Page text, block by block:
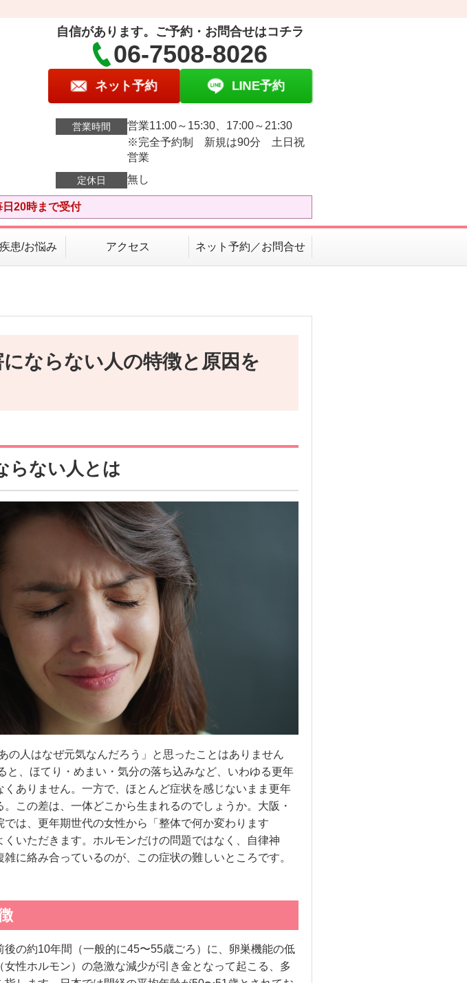
自信があります。ご予約・お問合せはコチラ
06-7508-8026
ネット予約 LINE予約
営業時間
営業11:00～15:30、17:00～21:30
※完全予約制 新規は90分 土日祝
営業
定休日 無し
20時まで受付
患/お悩み アクセス ネット予約／お問合せ
ならない人の特徴と原因を
らない人とは
の人はなぜ元気なんだろう」と思ったことはありません
、ほてり・めまい・気分の落ち込みなど、いわゆる更年
くありません。一方で、ほとんど症状を感じないまま更年
この差は、一体どこから生まれるのでしょうか。大阪・
では、更年期世代の女性から「整体で何か変わります
いただきます。ホルモンだけの問題ではなく、自律神
に絡み合っているのが、この症状の難しいところです。
後の約10年間（一般的に45〜55歳ごろ）に、卵巣機能の低
性ホルモン）の急激な減少が引き金となって起こる、多